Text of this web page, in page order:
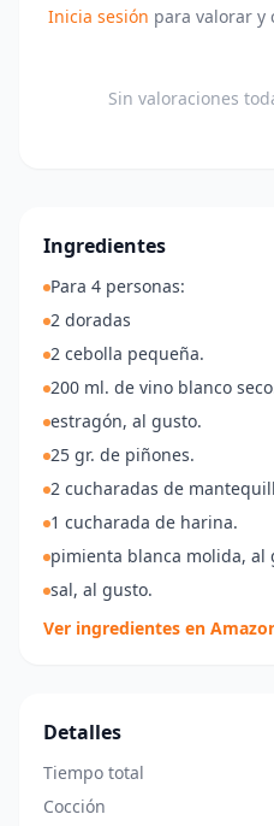
Inicia sesión para valorar y
Sin valoraciones
Ingredientes
Para 4 personas:
2 doradas
2 cebolla pequeña.
200 ml. de vino blanco
estragón, al gusto.
25 gr. de piñones.
2 cucharadas de
1 cucharada de harina.
pimienta blanca molida, al
sal, al gusto.
Ver ingredientes en
Detalles
Tiempo total
Cocción